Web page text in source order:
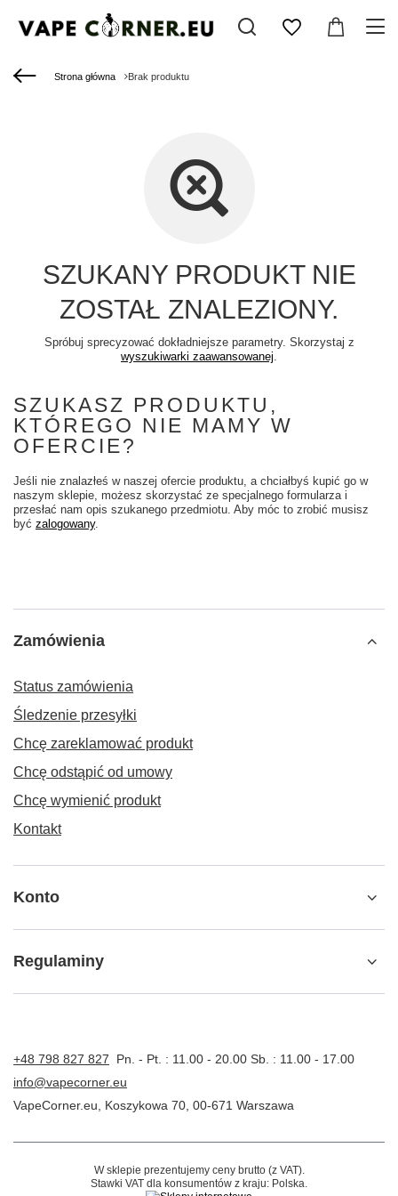
Strona główna Brak produktu
SZUKANY PRODUKT NIE
ZOSTAŁ ZNALEZIONY.
Spróbuj sprecyzować dokładniejsze parametry. Skorzystaj z
wyszukiwarki zaawansowanej.
SZUKASZ PRODUKTU,
KTÓREGO NIE MAMY W
OFERCIE?
Jeśli nie znalazłeś w naszej ofercie produktu, a chciałbyś kupić go w
naszym sklepie, możesz skorzystać ze specjalnego formularza i
przesłać nam opis szukanego przedmiotu. Aby móc to zrobić musisz
być zalogowany.
Zamówienia
Status zamówienia
Śledzenie przesyłki
Chcę zareklamować produkt
Chcę odstąpić od umowy
Chcę wymienić produkt
Kontakt
Konto
Regulaminy
+48 798 827 827
Pn. - Pt. : 11.00 - 20.00 Sb. : 11.00 - 17.00
info@vapecorner.eu
VapeCorner.eu
Koszykowa 70 00-671 Warszawa
W sklepie prezentujemy ceny brutto (z VAT).
Stawki VAT dla konsumentów z kraju: Polska.